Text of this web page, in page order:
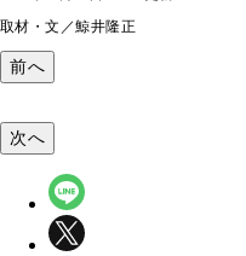
取材・文／鯨井隆正
前へ
次へ